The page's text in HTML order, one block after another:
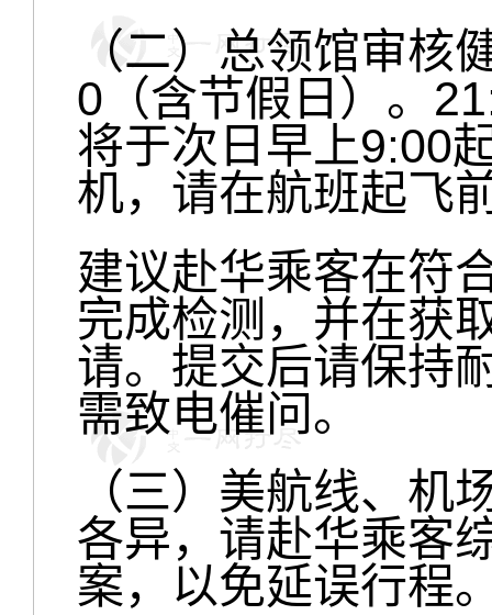
（二）总领馆审
0（含节假日）。
将于次日早上9:00
机，请在航班起飞
建议赴华乘客在符
完成检测，并在获
请。提交后请保持
需致电催问。
（三）美航线、机
各异，请赴华乘客
案，以免延误行程